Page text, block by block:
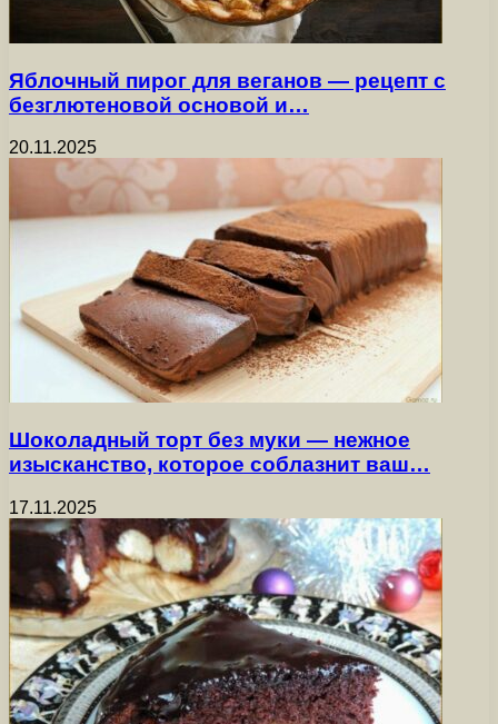
Яблочный пирог для веганов — рецепт с
безглютеновой основой и…
20.11.2025
Шоколадный торт без муки — нежное
изысканство, которое соблазнит ваш…
17.11.2025